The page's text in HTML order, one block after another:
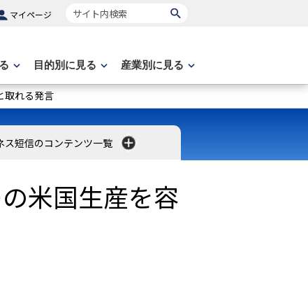
マイページ サイト内検索
目的別に見る 産業別に見る
取れる発言
ス短信のコンテンツ一覧
米国生産を容